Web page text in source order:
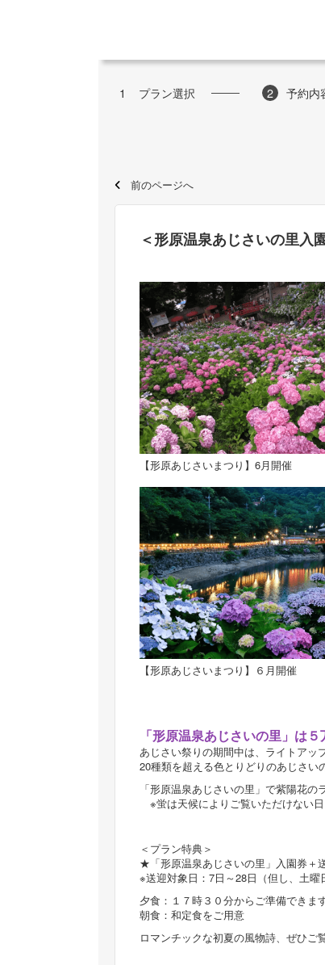
1 プラン選択 2 予約内
前のページへ
＜形原温泉あじさいの里入
【形原あじさいまつり】6月開催
【形原あじさいまつり】６月開催
「形原温泉あじさいの里」は
あじさい祭りの期間中は、ライトアッ
20種類を超える色とりどりのあじさい
「形原温泉あじさいの里」で紫陽花
※蛍は天候によりご覧いただけない日
＜プラン特典＞
★「形原温泉あじさいの里」入園券＋
※送迎対象日：7日～28日（但し、土曜
夕食：１７時３０分からご準備できます
朝食：和定食をご用意
ロマンチックな初夏の風物詩、ぜひご